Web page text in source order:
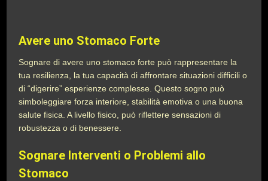
Avere uno Stomaco Forte
Sognare di avere uno stomaco forte può rappresentare la
tua resilienza, la tua capacità di affrontare situazioni difficili o
di “digerire” esperienze complesse. Questo sogno può
simboleggiare forza interiore, stabilità emotiva o una buona
salute fisica. A livello fisico, può riflettere sensazioni di
robustezza o di benessere.
Sognare Interventi o Problemi allo
Stomaco